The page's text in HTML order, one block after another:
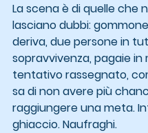
La scena è di quelle che
lasciano dubbi:
deriva, due persone in
sopravvivenza, pagaie in
tentativo rassegnato,
sa di non avere più
raggiungere una meta.
ghiaccio. Naufraghi.